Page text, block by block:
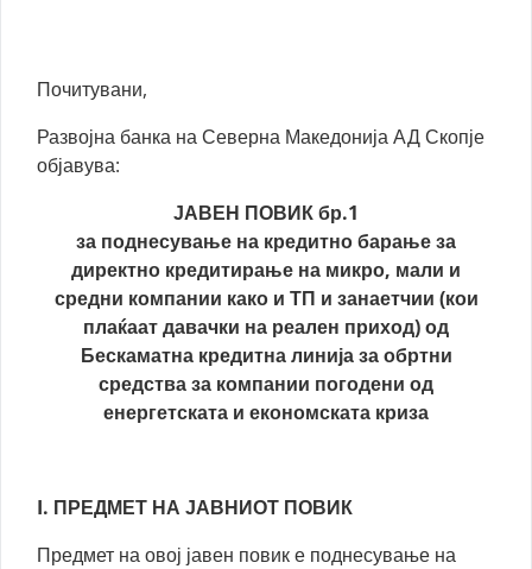
Почитувани,
Развојна банка на Северна Македонија АД Скопје
објавува:
ЈАВЕН ПОВИК бр.1
за поднесување на кредитно барање за
директно кредитирање на микро, мали и
средни компании како и ТП и занаетчии (кои
плаќаат давачки на реален приход) од
Бескаматна кредитна линија за обртни
средства за компании погодени од
енергетската и економската криза
I. ПРЕДМЕТ НА ЈАВНИОТ ПОВИК
Предмет на овој јавен повик е поднесување на